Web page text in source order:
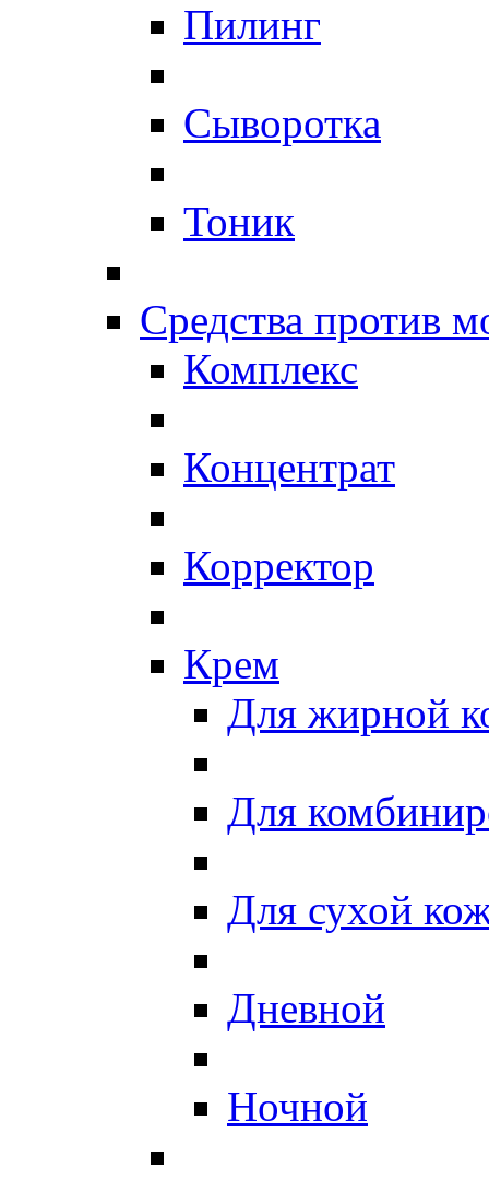
Пилинг
Сыворотка
Тоник
Средства против
Комплекс
Концентрат
Корректор
Крем
Для жирной
Для
Для сухой
Дневной
Ночной